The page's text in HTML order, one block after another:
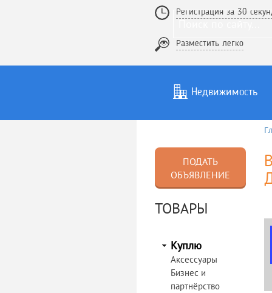
Регистрация за 30
Разместить легко
Недвижимость
Услуги
ПОДАТЬ
ОБЪЯВЛЕНИЕ
ТОВАРЫ
Куплю
Аксессуары
Бизнес и
партнёрство